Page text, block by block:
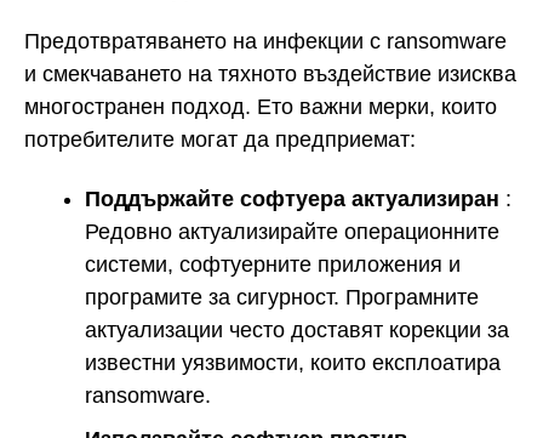
Предотвратяването на инфекции с ransomware
и смекчаването на тяхното въздействие изисква
многостранен подход. Ето важни мерки, които
потребителите могат да предприемат:
Поддържайте софтуера актуализиран :
Редовно актуализирайте операционните
системи, софтуерните приложения и
програмите за сигурност. Програмните
актуализации често доставят корекции за
известни уязвимости, които експлоатира
ransomware.